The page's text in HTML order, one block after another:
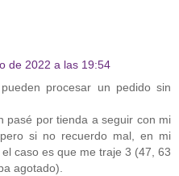
de 2022 a las 19:54
procesar un pedido sin
pasé por tienda a seguir con mi
si no recuerdo mal, en mi
caso es que me traje 3 (47, 63
agotado).